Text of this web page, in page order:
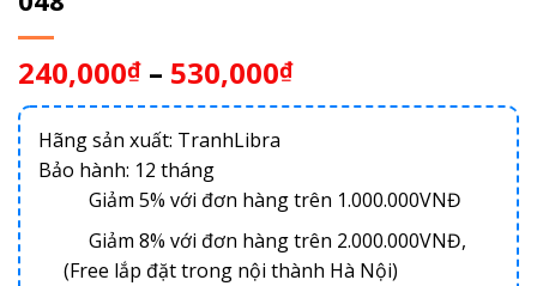
240,000₫ – 530,000₫
Hãng sản xuất: TranhLibra
Bảo hành: 12 tháng
Giảm 5% với đơn hàng trên 1.000.000VNĐ
Giảm 8% với đơn hàng trên 2.000.000VNĐ,
(Free lắp đặt trong nội thành Hà Nội)